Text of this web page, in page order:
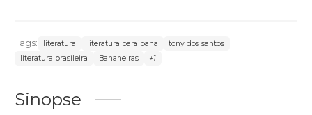
Tags: literatura literatura paraibana
tony dos santos
literatura brasileira
Bananeiras +1
Sinopse